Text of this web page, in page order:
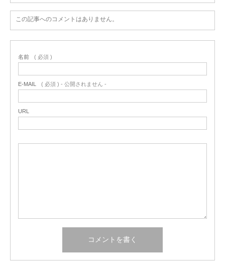
この記事へのコメントはありません。
名前 ( 必須 )
E-MAIL ( 必須 ) - 公開されません -
URL